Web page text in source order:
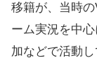
移籍が、当時
ーム実況を中
加などで活動し